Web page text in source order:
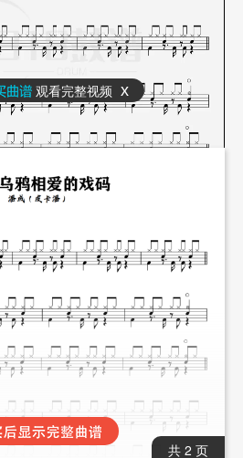
观看完整视频 x
共 2 页